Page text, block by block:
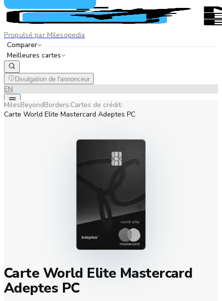
Propulsé par Milesopedia
Comparer
Meilleures cartes
Divulgation de l'annonceur
ENFR
MilesBeyondBorders/Cartes de crédit/
Carte World Elite Mastercard Adeptes PC
Carte World Elite Mastercard
Adeptes PC